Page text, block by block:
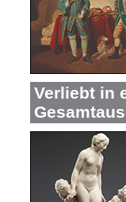
Verliebt in